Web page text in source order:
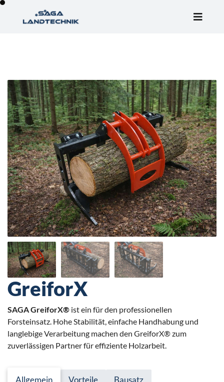
GreiforX
SAGA GreiforX® ist ein für den professionellen
Forsteinsatz. Hohe Stabilität, einfache Handhabung und
langlebige Verarbeitung machen den GreiforX® zum
zuverlässigen Partner für effiziente Holzarbeit.
Allgemein Vorteile Bausatz